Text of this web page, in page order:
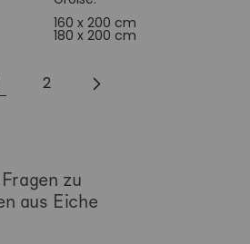
160 x 200 cm
180 x 200 cm
2
zu
aus Eiche